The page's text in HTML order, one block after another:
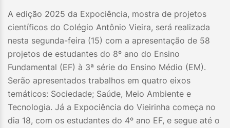
A edição 2025 da Expociência, mostra de projetos
científicos do Colégio Antônio Vieira, será realizada
nesta segunda-feira (15) com a apresentação de 58
projetos de estudantes do 8º ano do Ensino
Fundamental (EF) à 3ª série do Ensino Médio (EM).
Serão apresentados trabalhos em quatro eixos
temáticos: Sociedade; Saúde, Meio Ambiente e
Tecnologia. Já a Expociência do Vieirinha começa no
dia 18, com os estudantes do 4º ano EF, e segue até o